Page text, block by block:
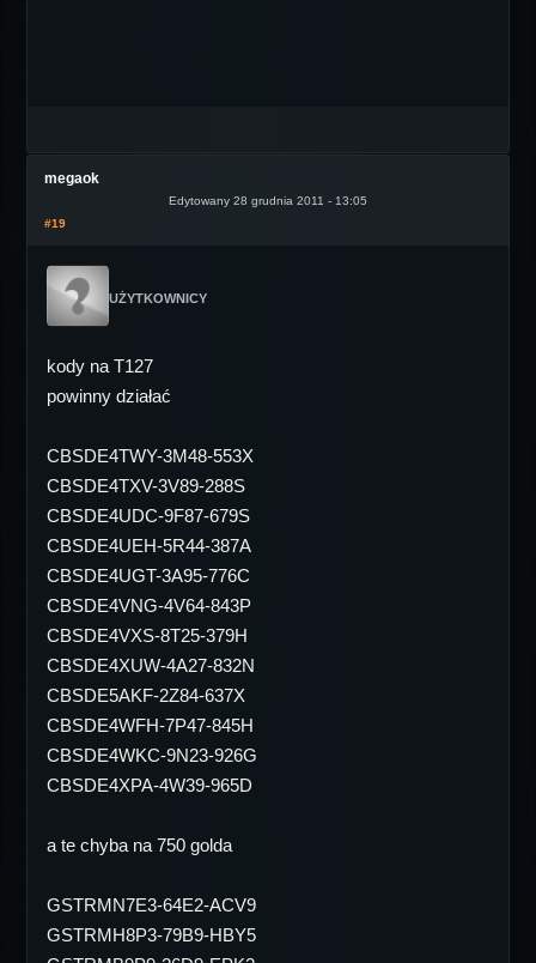
megaok
Edytowany 28 grudnia 2011 - 13:05
#19
UŻYTKOWNICY
kody na T127
powinny działać
CBSDE4TWY-3M48-553X
CBSDE4TXV-3V89-288S
CBSDE4UDC-9F87-679S
CBSDE4UEH-5R44-387A
CBSDE4UGT-3A95-776C
CBSDE4VNG-4V64-843P
CBSDE4VXS-8T25-379H
CBSDE4XUW-4A27-832N
CBSDE5AKF-2Z84-637X
CBSDE4WFH-7P47-845H
CBSDE4WKC-9N23-926G
CBSDE4XPA-4W39-965D
a te chyba na 750 golda
GSTRMN7E3-64E2-ACV9
GSTRMH8P3-79B9-HBY5